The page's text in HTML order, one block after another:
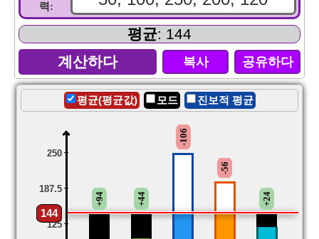
력:
평균: 144
복사 공유하다
평균(평균값) 모드 진보적 평균
144
250
187.5
125
+94 +44
-106
-56
+24